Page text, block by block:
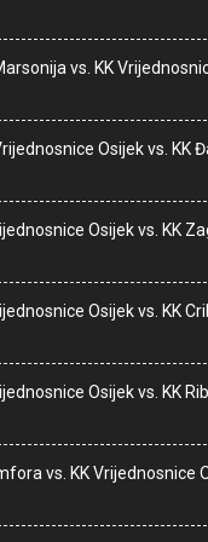
vs. KK
Osijek vs. KK
Osijek vs. KK
Osijek vs. KK
Osijek vs. KK
vs. KK Vrijednosnice